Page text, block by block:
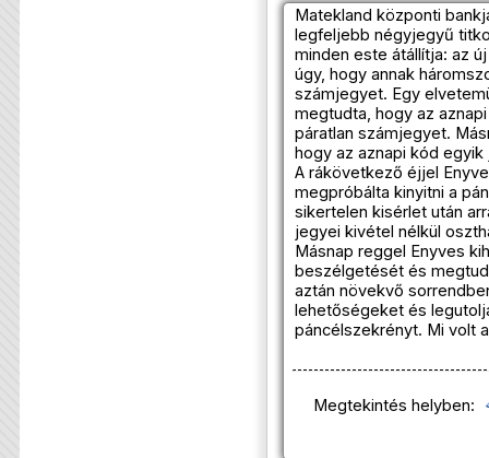
Matekland központi
legfeljebb négyjegyű
minden este átállítja: az
úgy, hogy annak
számjegyet. Egy
megtudta, hogy az
páratlan számjegyet.
hogy az aznapi kód
A rákövetkező éjjel
megpróbálta kinyitni a
sikertelen kisérlet után
jegyei kivétel nélkül
Másnap reggel Enyves
beszélgetését és
aztán növekvő
lehetőségeket és
páncélszekrényt. Mi volt
Megtekintés helyben: